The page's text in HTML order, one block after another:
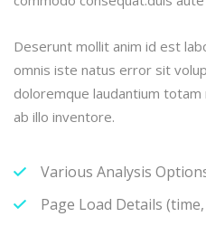
Deserunt mollit anim id est
omnis iste natus error sit
doloremque laudantium
ab illo inventore.
Various Analysis
Page Load Details